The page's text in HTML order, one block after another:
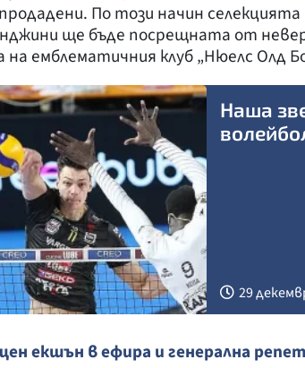
По този начин
ще бъде посрещната от
на емблематичния клуб „Нюелс Олд
Наша
29
екшън в ефира и генерална